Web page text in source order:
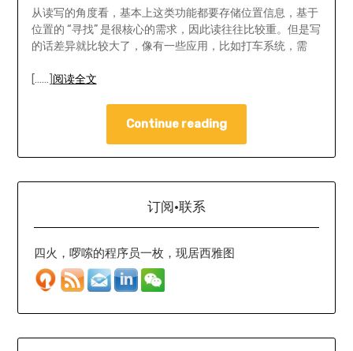
从读写的角度看，基本上这类功能都要存储位置信息，基于
位置的 “寻找” 是很核心的需求，因此读往往比较重。但是写
的话差异就比较大了，像有一些应用，比如打车系统，需
[……] 阅读全文
Continue reading
订阅·联系
四火，啰嗦的程序员一枚，现居西雅图